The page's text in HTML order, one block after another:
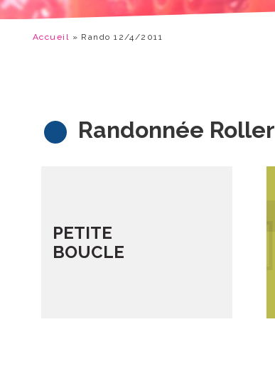
Accueil » Rando 12/4/2011
Randonnée Roller
PETITE
BOUCLE